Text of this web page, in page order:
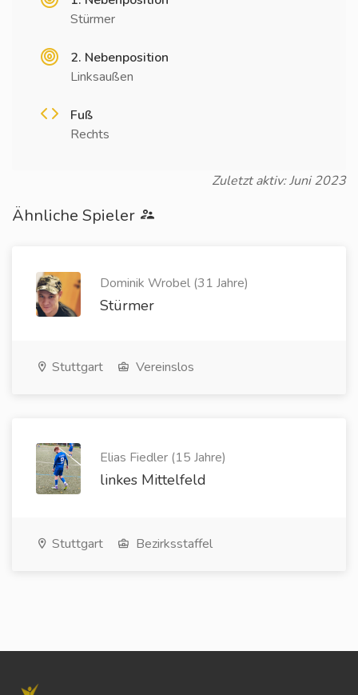
Stürmer
2. Nebenposition
Linksaußen
Fuß
Rechts
Zuletzt aktiv: Juni 2023
Ähnliche Spieler
Dominik Wrobel (31 Jahre)
Stürmer
Stuttgart Vereinslos
Elias Fiedler (15 Jahre)
linkes Mittelfeld
Stuttgart Bezirksstaffel